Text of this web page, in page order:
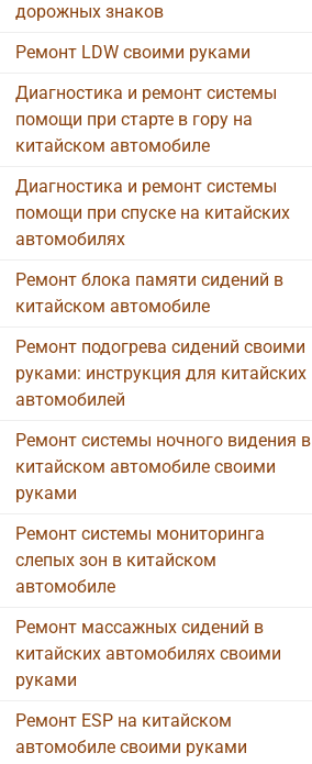
дорожных знаков
Ремонт LDW своими руками
Диагностика и ремонт системы
помощи при старте в гору на
китайском автомобиле
Диагностика и ремонт системы
помощи при спуске на китайских
автомобилях
Ремонт блока памяти сидений в
китайском автомобиле
Ремонт подогрева сидений своими
руками: инструкция для китайских
автомобилей
Ремонт системы ночного видения в
китайском автомобиле своими
руками
Ремонт системы мониторинга
слепых зон в китайском
автомобиле
Ремонт массажных сидений в
китайских автомобилях своими
руками
Ремонт ESP на китайском
автомобиле своими руками